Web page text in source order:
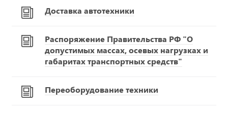
Доставка автотехники
Распоряжение Правительства РФ "О
допустимых массах, осевых нагрузках и
габаритах транспортных средств"
Переоборудование техники